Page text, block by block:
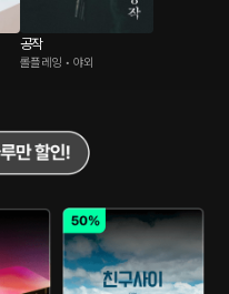
공작
롤플레잉 • 야외